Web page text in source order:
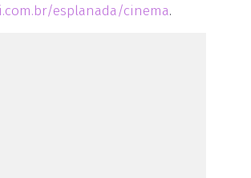
esplanada/cinema.